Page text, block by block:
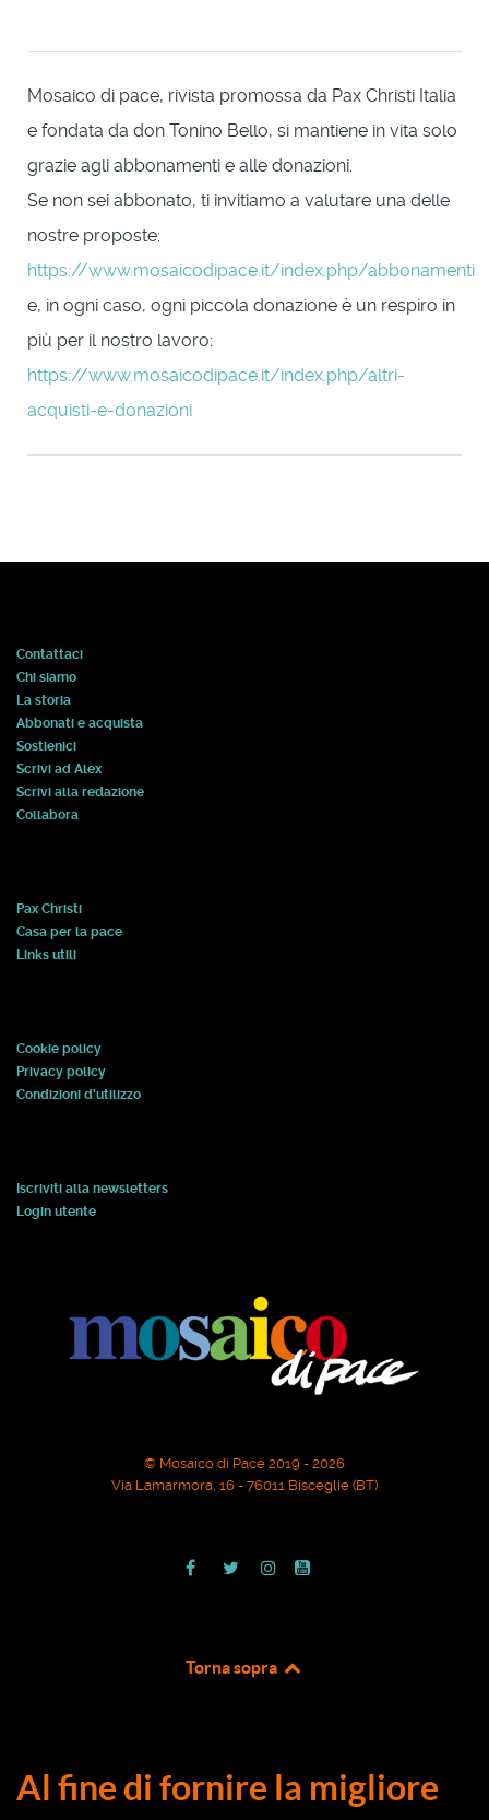
Mosaico di pace, rivista promossa da Pax Christi Italia
e fondata da don Tonino Bello, si mantiene in vita solo
grazie agli abbonamenti e alle donazioni.
Se non sei abbonato, ti invitiamo a valutare una delle
nostre proposte:
https://www.mosaicodipace.it/index.php/abbonamenti
e, in ogni caso, ogni piccola donazione è un respiro in
più per il nostro lavoro:
https://www.mosaicodipace.it/index.php/altri-
acquisti-e-donazioni
Contattaci
Chi siamo
La storia
Abbonati e acquista
Sostienici
Scrivi ad Alex
Scrivi alla redazione
Collabora
Pax Christi
Casa per la pace
Links utili
Cookie policy
Privacy policy
Condizioni d'utilizzo
Iscriviti alla newsletters
Login utente
© Mosaico di Pace 2019 - 2026
Via Lamarmora, 16 - 76011 Bisceglie (BT)
Torna sopra
Al fine di fornire la migliore